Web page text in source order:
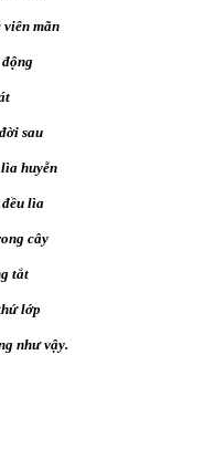
viên mãn
sau
huyễn
đều lìa
cây
tắt
lớp
như vậy.